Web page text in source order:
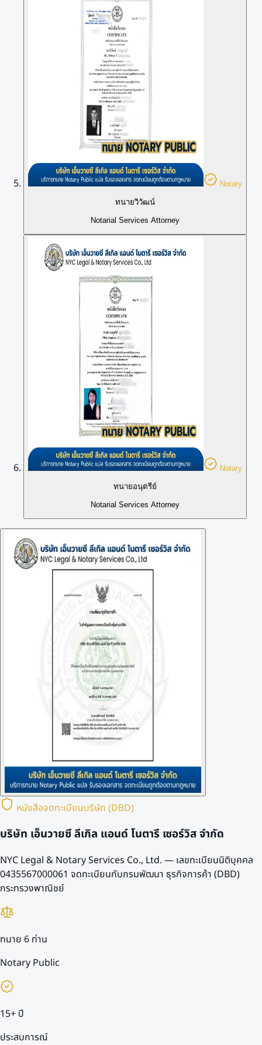
Notary
ทนายวิวัฒน์
Notarial Services Attorney
Notary
ทนายอนุตรีย์
Notarial Services Attorney
หนังสือจดทะเบียนบริษัท (DBD)
บริษัท เอ็นวายซี ลีเกิล แอนด์ โนตารี เซอร์วิส จำกัด
NYC Legal & Notary Services Co., Ltd. — เลขทะเบียนนิติบุคคล
0435567000061 จดทะเบียนกับกรมพัฒนา ธุรกิจการค้า (DBD)
กระทรวงพาณิชย์
ทนาย 6 ท่าน
Notary Public
15+ ปี
ประสบการณ์